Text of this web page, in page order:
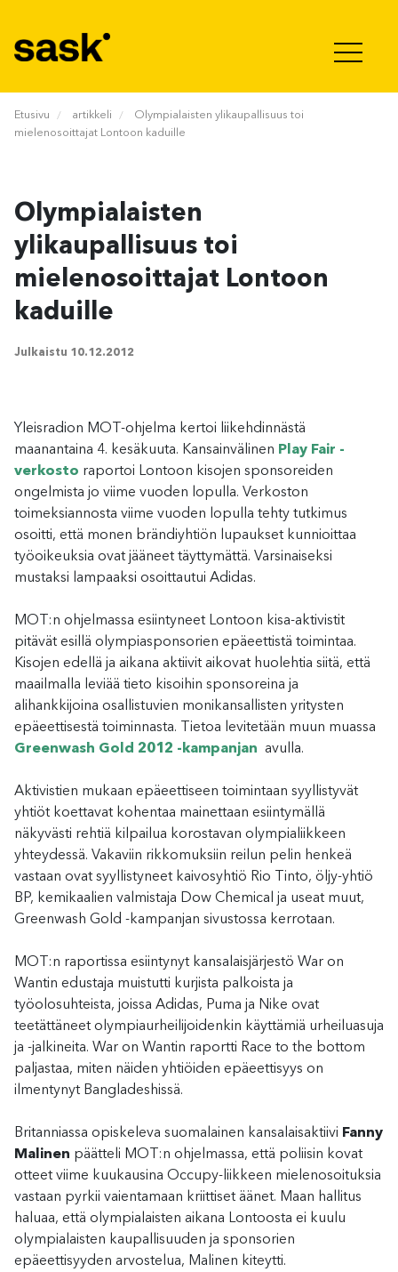
Etusivu artikkeli
Olympialaisten ylikaupallisuus toi
mielenosoittajat Lontoon kaduille
Olympialaisten
ylikaupallisuus toi
mielenosoittajat Lontoon
kaduille
Julkaistu 10.12.2012
Yleisradion MOT-ohjelma kertoi liikehdinnästä
maanantaina 4. kesäkuuta. Kansainvälinen Play Fair -
verkosto raportoi Lontoon kisojen sponsoreiden
ongelmista jo viime vuoden lopulla. Verkoston
toimeksiannosta viime vuoden lopulla tehty tutkimus
osoitti, että monen brändiyhtiön lupaukset kunnioittaa
työoikeuksia ovat jääneet täyttymättä. Varsinaiseksi
mustaksi lampaaksi osoittautui Adidas.
MOT:n ohjelmassa esiintyneet Lontoon kisa-aktivistit
pitävät esillä olympiasponsorien epäeettistä toimintaa.
Kisojen edellä ja aikana aktiivit aikovat huolehtia siitä, että
maailmalla leviää tieto kisoihin sponsoreina ja
alihankkijoina osallistuvien monikansallisten yritysten
epäeettisestä toiminnasta. Tietoa levitetään muun muassa
Greenwash Gold 2012 -kampanjan avulla.
Aktivistien mukaan epäeettiseen toimintaan syyllistyvät
yhtiöt koettavat kohentaa mainettaan esiintymällä
näkyvästi rehtiä kilpailua korostavan olympialiikkeen
yhteydessä. Vakaviin rikkomuksiin reilun pelin henkeä
vastaan ovat syyllistyneet kaivosyhtiö Rio Tinto, öljy-yhtiö
BP, kemikaalien valmistaja Dow Chemical ja useat muut,
Greenwash Gold -kampanjan sivustossa kerrotaan.
MOT:n raportissa esiintynyt kansalaisjärjestö War on
Wantin edustaja muistutti kurjista palkoista ja
työolosuhteista, joissa Adidas, Puma ja Nike ovat
teetättäneet olympiaurheilijoidenkin käyttämiä urheiluasuja
ja -jalkineita. War on Wantin raportti Race to the bottom
paljastaa, miten näiden yhtiöiden epäeettisyys on
ilmentynyt Bangladeshissä.
Britanniassa opiskeleva suomalainen kansalaisaktiivi Fanny
Malinen päätteli MOT:n ohjelmassa, että poliisin kovat
otteet viime kuukausina Occupy-liikkeen mielenosoituksia
vastaan pyrkii vaientamaan kriittiset äänet. Maan hallitus
haluaa, että olympialaisten aikana Lontoosta ei kuulu
olympialaisten kaupallisuuden ja sponsorien
epäeettisyyden arvostelua, Malinen kiteytti.